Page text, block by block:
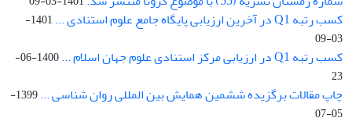
کسب رتبه Q1 در آخرین ارزیابی پایگاه جامع علوم استنادی ...
1401-
03-09
کسب رتبه Q1 در ارزیابی مرکز استنادی علوم جهان اسلام ...
1400-06-
23
چاپ مقالات برگزیده ششمین همایش بین المللی روان شناسی ...
1399-
05-07